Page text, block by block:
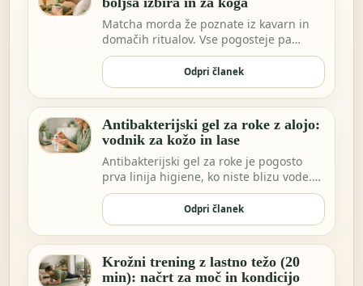
Matcha morda že poznate iz kavarn in
domačih ritualov. Vse pogosteje pa
vidimo ekstrakt…
Odpri članek
Antibakterijski gel za roke z alojo:
vodnik za kožo in lase
Antibakterijski gel za roke je pogosto
prva linija higiene, ko niste blizu vode.
Morda …
Odpri članek
Krožni trening z lastno težo (20
min): načrt za moč in kondicijo